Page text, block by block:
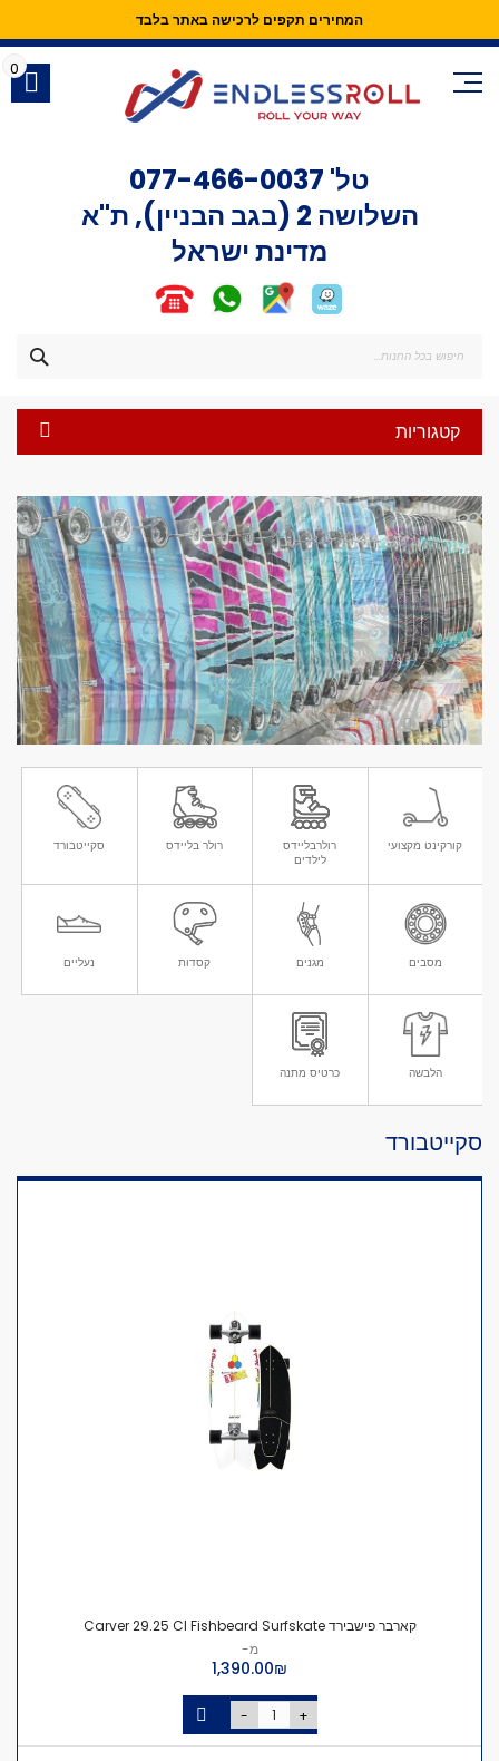
המחירים תקפים לרכישה באתר בלבד
Skip
Content
טל' 077-466-0037
השלושה 2 (בגב הבניין), ת"א
מדינת ישראל
0
קטגוריות
קורקינט מקצועי
רולרבליידס
לילדים
רולר בליידס סקייטבורד
מסבים מגנים קסדות נעליים
הלבשה כרטיס מתנה
סקייטבורד
קארבר פישבירד Carver 29.25 CI Fishbeard Surfskate
מ-
₪‏1,390.00
- +